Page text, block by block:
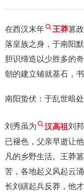
在西汉末年 王莽篡
落皇族之身，于南阳
胆识缔造以少胜多的
朝的建立铺就基石，
南阳蛰伏：于乱世暗
刘秀虽为 汉高祖刘
已褪色，父亲早逝让
凡的乡野生活。王莽
苦，各地起义风起云
长刘縯起兵反莽，他